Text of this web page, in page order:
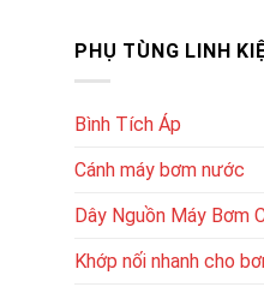
PHỤ TÙNG LINH
Bình Tích Áp
Cánh máy bơm nước
Dây Nguồn Máy Bơm
Khớp nối nhanh cho